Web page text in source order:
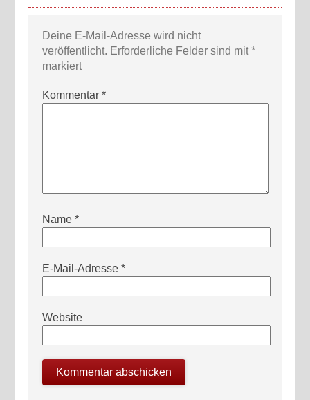
Deine E-Mail-Adresse wird nicht
veröffentlicht. Erforderliche Felder sind mit*
markiert
Kommentar *
Name *
E-Mail-Adresse *
Website